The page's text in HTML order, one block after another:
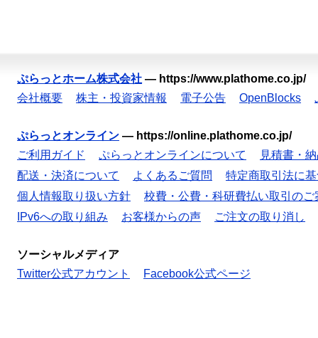
ぷらっとホーム株式会社 — https://www.plathome.co.jp/
会社概要
株主・投資家情報 電子公告 OpenBlocks
ぷらっとオンライン — https://online.plathome.co.jp/
ご利用ガイド
ぷらっとオンラインについて
見積書・
配送・決済について
よくあるご質問
特定商取引法に
個人情報取り扱い方針
校費・公費・科研費払い取引のご
IPv6への取り組み
お客様からの声 ご注文の取り消し
ソーシャルメディア
Twitter公式アカウント
Facebook公式ページ